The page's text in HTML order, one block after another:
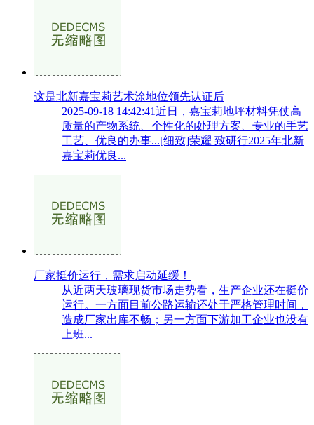
这是北新嘉宝莉艺术涂地位领先认证后
2025-09-18 14:42:41近日，嘉宝莉地坪材料凭仗高
质量的产物系统、个性化的处理方案、专业的手艺
工艺、优良的办事...[细致]荣耀 致研行2025年北新
嘉宝莉优良...
厂家挺价运行，需求启动延缓！
从近两天玻璃现货市场走势看，生产企业还在挺价
运行。一方面目前公路运输还处于严格管理时间，
造成厂家出库不畅；另一方面下游加工企业也没有
上班...